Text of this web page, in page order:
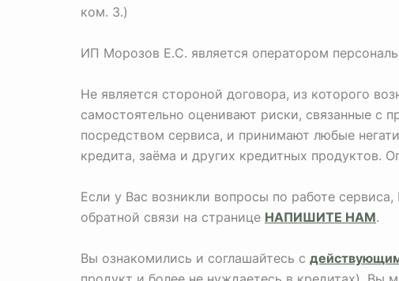
ком. 3.)
ИП Морозов Е.С. является оператором
Не является стороной договора, из которого
самостоятельно оценивают риски, связанные с
посредством сервиса, и принимают любые
кредита, заёма и других кредитных продуктов.
Если у Вас возникли вопросы по работе
обратной связи на странице НАПИШИТЕ НАМ.
Вы ознакомились и соглашайтесь с